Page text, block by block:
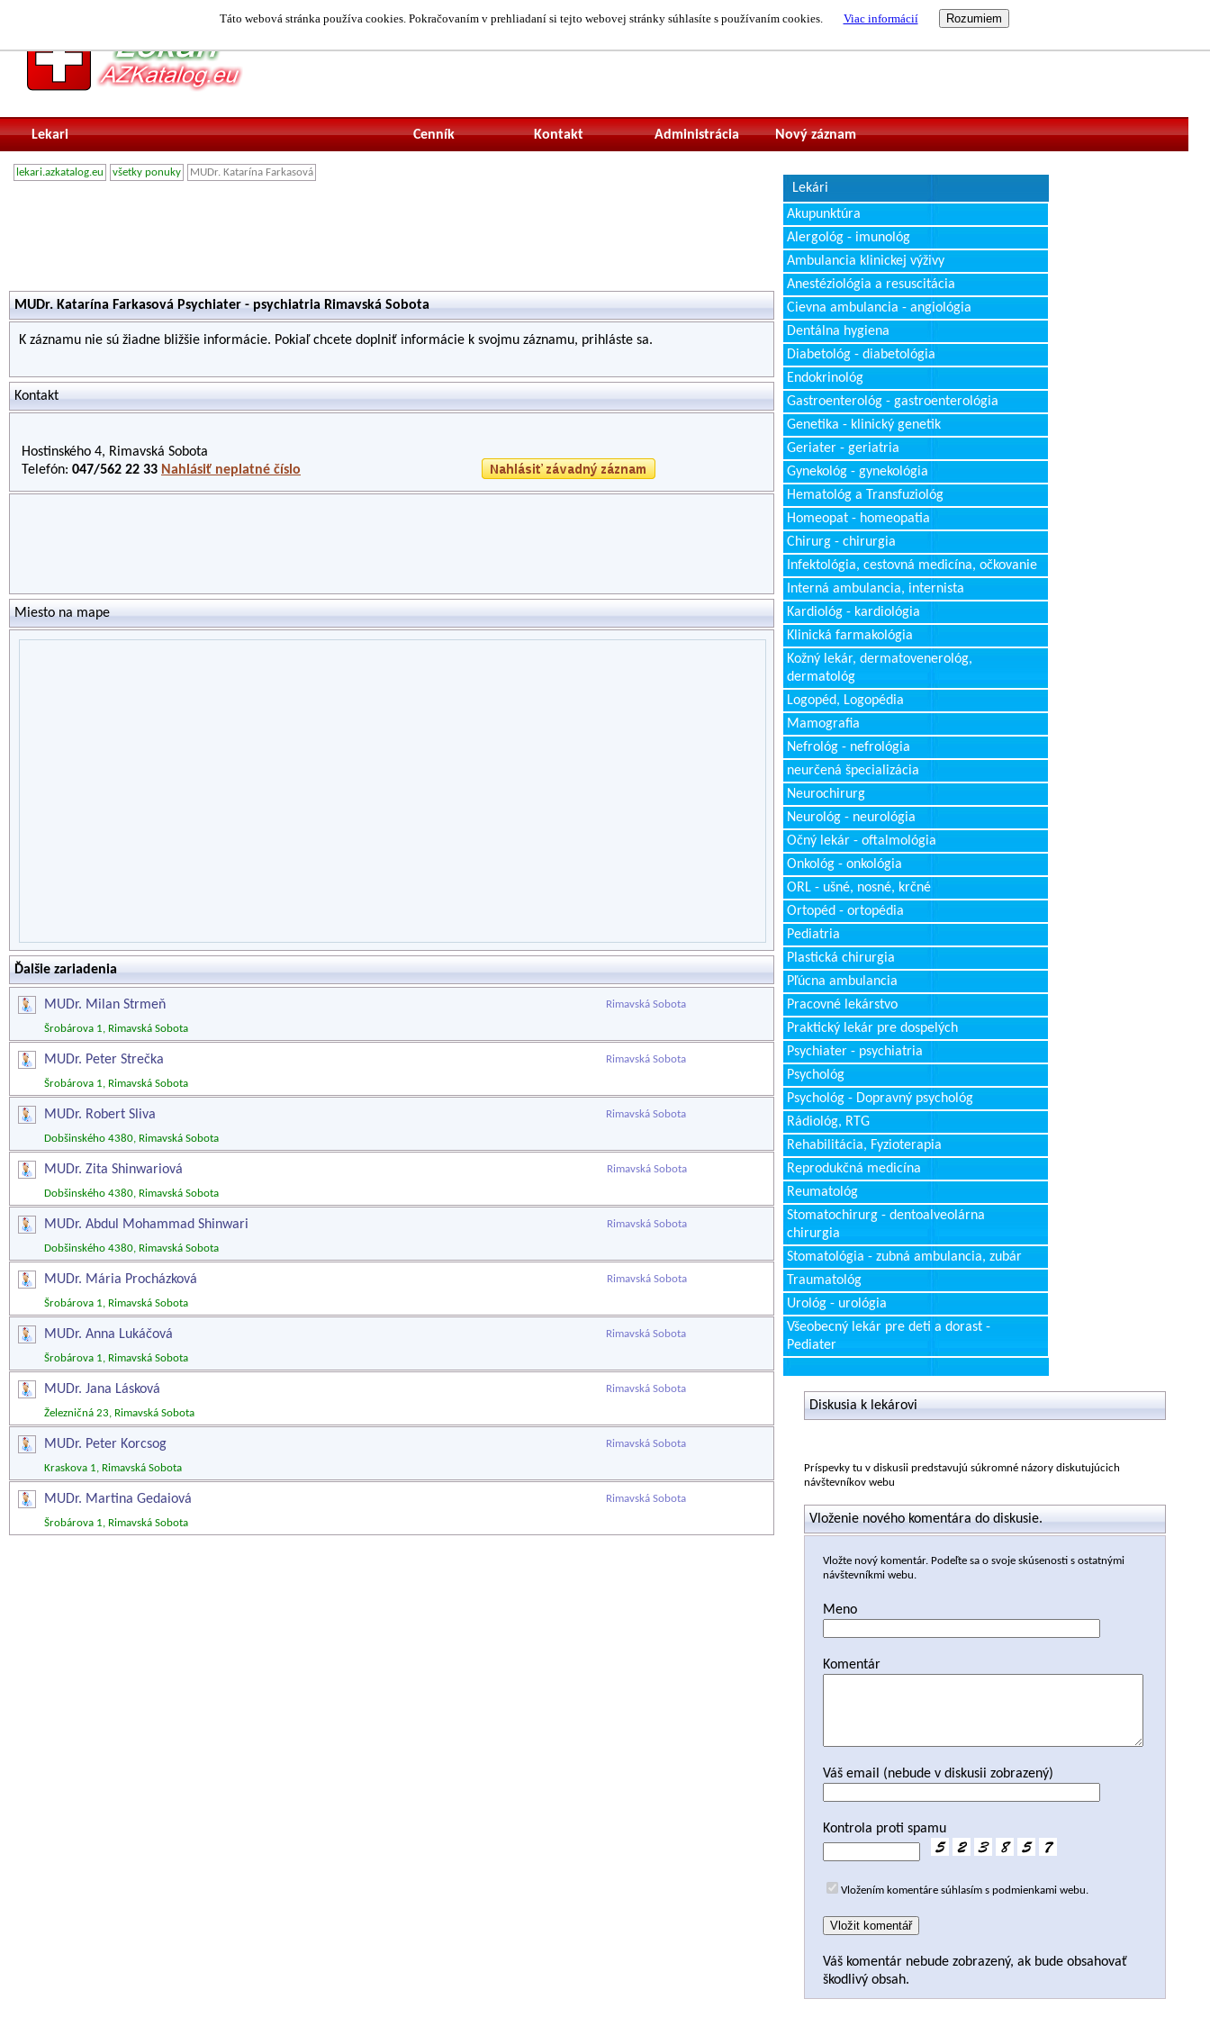
Táto webová stránka používa cookies. Pokračovaním v prehliadaní si tejto webovej stránky súhlasíte s používaním cookies. Viac informácií
Lekari Nový záznam
Administrácia
Kontakt
Cenník
lekari.azkatalog.eu všetky ponuky MUDr. Katarína Farkasová
MUDr. Katarína Farkasová Psychiater - psychiatria Rimavská Sobota
K záznamu nie sú žiadne bližšie informácie. Pokiaľ chcete doplniť informácie k svojmu záznamu, prihláste sa.
Kontakt
Hostinského 4, Rimavská Sobota
Telefón: 047/562 22 33 Nahlásiť neplatné číslo
Miesto na mape
Ďalšie zariadenia
MUDr. Milan Strmeň Rimavská Sobota
Šrobárova 1, Rimavská Sobota
MUDr. Peter Strečka Rimavská Sobota
Šrobárova 1, Rimavská Sobota
MUDr. Robert Sliva Rimavská Sobota
Dobšinského 4380, Rimavská Sobota
MUDr. Zita Shinwariová Rimavská Sobota
Dobšinského 4380, Rimavská Sobota
MUDr. Abdul Mohammad Shinwari Rimavská Sobota
Dobšinského 4380, Rimavská Sobota
MUDr. Mária Procházková Rimavská Sobota
Šrobárova 1, Rimavská Sobota
MUDr. Anna Lukáčová Rimavská Sobota
Šrobárova 1, Rimavská Sobota
MUDr. Jana Lásková Rimavská Sobota
Železničná 23, Rimavská Sobota
MUDr. Peter Korcsog Rimavská Sobota
Kraskova 1, Rimavská Sobota
MUDr. Martina Gedaiová Rimavská Sobota
Šrobárova 1, Rimavská Sobota
Lekári
Akupunktúra
Alergológ - imunológ
Ambulancia klinickej výživy
Anestéziológia a resuscitácia
Cievna ambulancia - angiológia
Dentálna hygiena
Diabetológ - diabetológia
Endokrinológ
Gastroenterológ - gastroenterológia
Genetika - klinický genetik
Geriater - geriatria
Gynekológ - gynekológia
Hematológ a Transfuziológ
Homeopat - homeopatia
Chirurg - chirurgia
Infektológia, cestovná medicína, očkovanie
Interná ambulancia, internista
Kardiológ - kardiológia
Klinická farmakológia
Kožný lekár, dermatovenerológ,
dermatológ
Logopéd, Logopédia
Mamografia
Nefrológ - nefrológia
neurčená špecializácia
Neurochirurg
Neurológ - neurológia
Očný lekár - oftalmológia
Onkológ - onkológia
ORL - ušné, nosné, krčné
Ortopéd - ortopédia
Pediatria
Plastická chirurgia
Pľúcna ambulancia
Pracovné lekárstvo
Praktický lekár pre dospelých
Psychiater - psychiatria
Psychológ
Psychológ - Dopravný psychológ
Rádiológ, RTG
Rehabilitácia, Fyzioterapia
Reprodukčná medicína
Reumatológ
Stomatochirurg - dentoalveolárna
chirurgia
Stomatológia - zubná ambulancia, zubár
Traumatológ
Urológ - urológia
Všeobecný lekár pre deti a dorast -
Pediater
Diskusia k lekárovi
Príspevky tu v diskusii predstavujú súkromné názory diskutujúcich
návštevníkov webu
Vloženie nového komentára do diskusie.
Vložte nový komentár. Podeľte sa o svoje skúsenosti s ostatnými
návštevníkmi webu.
Meno
Komentár
Váš email (nebude v diskusii zobrazený)
Kontrola proti spamu
Vložením komentáre súhlasím s podmienkami webu.
Váš komentár nebude zobrazený, ak bude obsahovať
škodlivý obsah.